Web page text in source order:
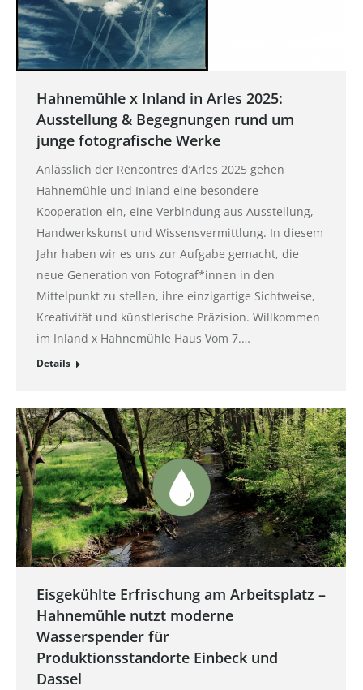
Hahnemühle x Inland in Arles 2025:
Ausstellung & Begegnungen rund um
junge fotografische Werke
Anlässlich der Rencontres d’Arles 2025 gehen
Hahnemühle und Inland eine besondere
Kooperation ein, eine Verbindung aus Ausstellung,
Handwerkskunst und Wissensvermittlung. In diesem
Jahr haben wir es uns zur Aufgabe gemacht, die
neue Generation von Fotograf*innen in den
Mittelpunkt zu stellen, ihre einzigartige Sichtweise,
Kreativität und künstlerische Präzision. Willkommen
im Inland x Hahnemühle Haus Vom 7.…
Details
Eisgekühlte Erfrischung am Arbeitsplatz –
Hahnemühle nutzt moderne
Wasserspender für
Produktionsstandorte Einbeck und
Dassel